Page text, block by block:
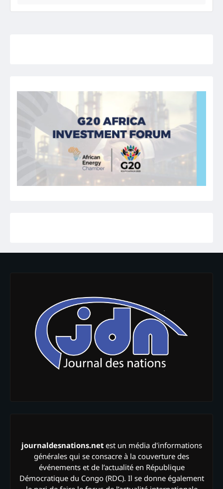
journaldesnations.netest un média d'informations
générales qui se consacre à la couverture des
événements et de l’actualité en République
Démocratique du Congo (RDC). Il se donne également